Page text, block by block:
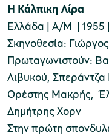
Η Κάλπικη Λίρα
Ελλάδα | Α/Μ | 1955 |
Σκηνοθεσία:
Πρωταγωνιστούν:
Λιβυκού,
Ορέστης Μακρής,
Δημήτρης Χορν
Στην πρώτη